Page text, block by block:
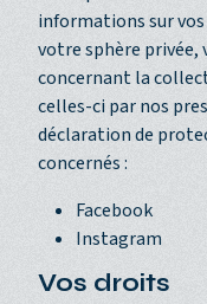
informations sur
votre sphère privée,
concernant la
celles-ci par nos
déclaration de
concernés :
Facebook
Instagram
Vos droits